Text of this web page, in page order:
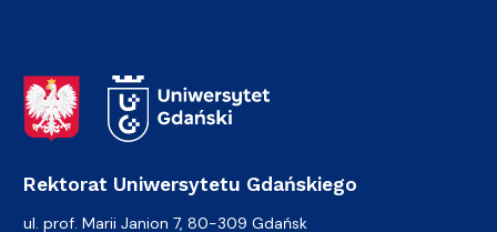
Adres Rektoratu
Rektorat Uniwersytetu Gdańskiego
ul. prof. Marii Janion 7, 80-309 Gdańsk